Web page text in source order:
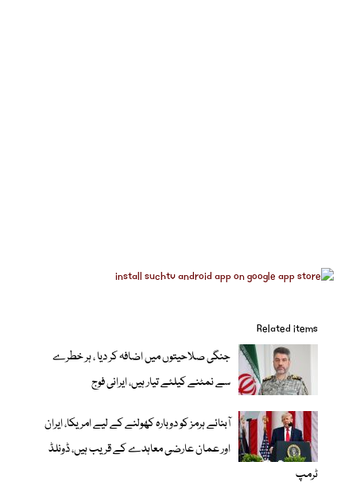
Related items
جنگی صلاحیتوں میں اضافہ کر دیا ، ہر خطرے
سے نمٹنے کیلئے تیار ہیں، ایرانی فوج
آبنائے ہرمز کو دوبارہ کھولنے کے لیے امریکا، ایران
اور عمان عارضی معاہدے کے قریب ہیں، ڈونلڈ
ٹرمپ